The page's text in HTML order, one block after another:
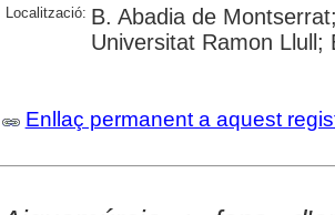
Localització: B. Abadia de
Universitat Ramon Llull;
Enllaç permanent a aquest